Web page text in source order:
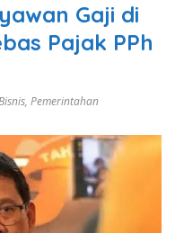
Gaji di
Pajak PPh
, Pemerintahan